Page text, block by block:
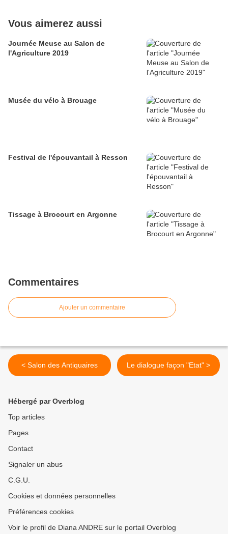
Vous aimerez aussi
Journée Meuse au Salon de
l'Agriculture 2019
Musée du vélo à Brouage
Festival de l'épouvantail à Resson
Tissage à Brocourt en Argonne
Commentaires
Ajouter un commentaire
< Salon des Antiquaires Le dialogue façon "Etat" >
Hébergé par Overblog
Top articles
Pages
Contact
Signaler un abus
C.G.U.
Cookies et données personnelles
Préférences cookies
Voir le profil de Diana ANDRE sur le portail Overblog